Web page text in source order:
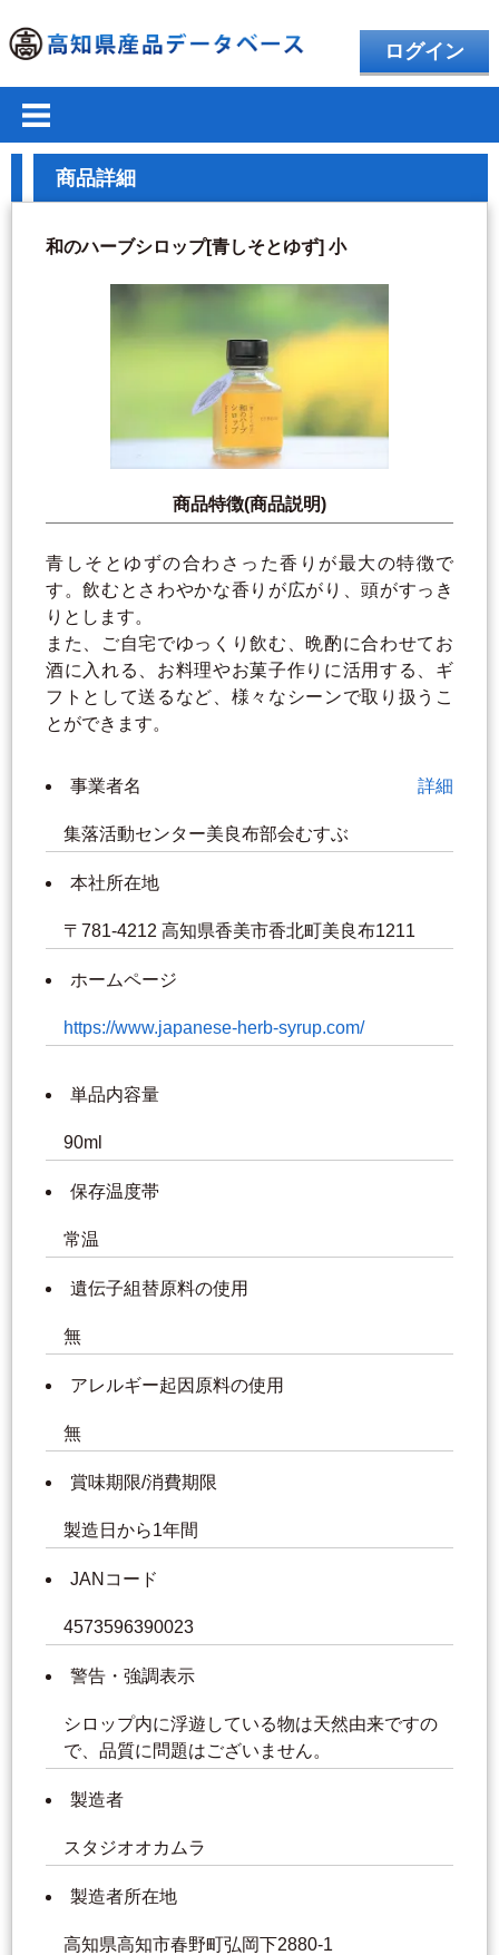
ログイン
商品詳細
和のハーブシロップ[青しそとゆず] 小
商品特徴(商品説明)
青しそとゆずの合わさった香りが最大の特徴で
す。飲むとさわやかな香りが広がり、頭がすっき
りとします。
また、ご自宅でゆっくり飲む、晩酌に合わせてお
酒に入れる、お料理やお菓子作りに活用する、ギ
フトとして送るなど、様々なシーンで取り扱うこ
とができます。
事業者名 詳細
集落活動センター美良布部会むすぶ
本社所在地
〒781-4212 高知県香美市香北町美良布1211
ホームページ
https://www.japanese-herb-syrup.com/
単品内容量
90ml
保存温度帯
常温
遺伝子組替原料の使用
無
アレルギー起因原料の使用
無
賞味期限/消費期限
製造日から1年間
JANコード
4573596390023
警告・強調表示
シロップ内に浮遊している物は天然由来ですの
で、品質に問題はございません。
製造者
スタジオオカムラ
製造者所在地
高知県高知市春野町弘岡下2880-1